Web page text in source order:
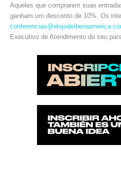
Aqueles que comprarem suas
ganham um desconto de 10%. Os
Executivo de Atendimento do seu